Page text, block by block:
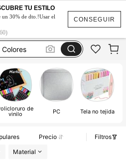
CONSEGUIR
TU ESTILO
un 30% de dto.!Usar el
Alchol
de
vinilo PC Tela no tejida
Precio
Filtros
Material